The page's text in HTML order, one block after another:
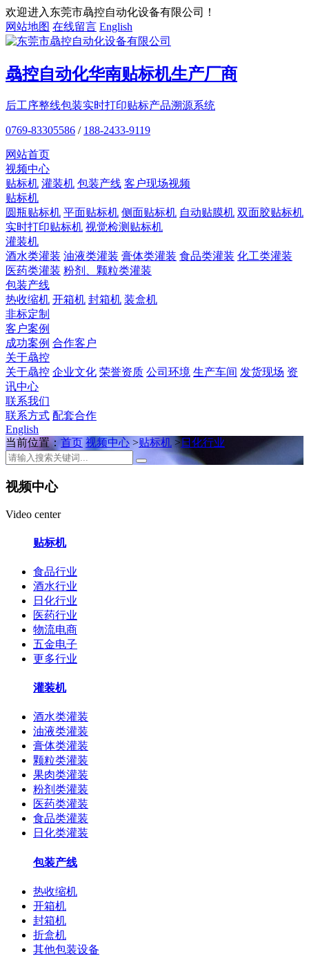
欢迎进入东莞市骉控自动化设备有限公司！
网站地图 在线留言 English
骉控自动化华南贴标机生产厂商
后工序整线包装实时打印贴标产品溯源系统
0769-83305586 / 188-2433-9119
网站首页
视频中心
贴标机 灌装机 包装产线 客户现场视频
贴标机
圆瓶贴标机 平面贴标机 侧面贴标机 自动贴膜机 双面胶贴标机
实时打印贴标机 视觉检测贴标机
灌装机
酒水类灌装 油液类灌装 膏体类灌装 食品类灌装 化工类灌装
医药类灌装 粉剂、颗粒类灌装
包装产线
热收缩机 开箱机 封箱机 装盒机
非标定制
客户案例
成功案例 合作客户
关于骉控
关于骉控 企业文化 荣誉资质 公司环境 生产车间 发货现场 资
讯中心
联系我们
联系方式 配套合作
English
当前位置： 首页 视频中心 >贴标机 >日化行业
视频中心
Video center
贴标机
食品行业
酒水行业
日化行业
医药行业
物流电商
五金电子
更多行业
灌装机
酒水类灌装
油液类灌装
膏体类灌装
颗粒类灌装
果肉类灌装
粉剂类灌装
医药类灌装
食品类灌装
日化类灌装
包装产线
热收缩机
开箱机
封箱机
折盒机
其他包装设备